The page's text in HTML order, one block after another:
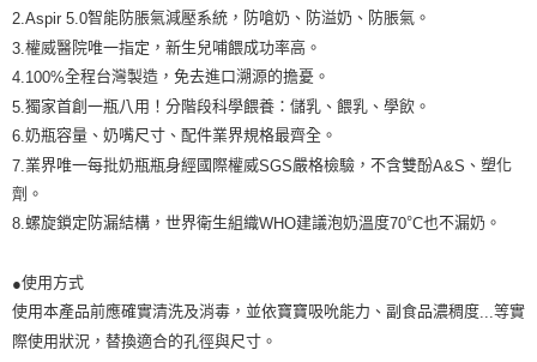
2.Aspir 5.0智能防脹氣減壓系統，防嗆奶、防溢奶、防脹氣。
3. 權威醫院唯一指定，新生兒哺餵成功率高。
4.100%全程台灣製造，免去進口溯源的擔憂。
5. 獨家首創一瓶八用！分階段科學餵養：儲乳、餵乳、學飲。
6. 奶瓶容量、奶嘴尺寸、配件業界規格最齊全。
7. 業界唯一每批奶瓶瓶身經國際權威SGS嚴格檢驗，不含雙酚A&S 、塑化
劑。
8. 螺旋鎖定防漏結構，世界衛生組織WHO建議泡奶溫度70°C也不漏奶。
●使用方式
使用本產品前應確實清洗及消毒，並依寶寶吸吮能力、副食品濃稠度
等實
際使用狀況，替換適合的孔徑與尺寸。